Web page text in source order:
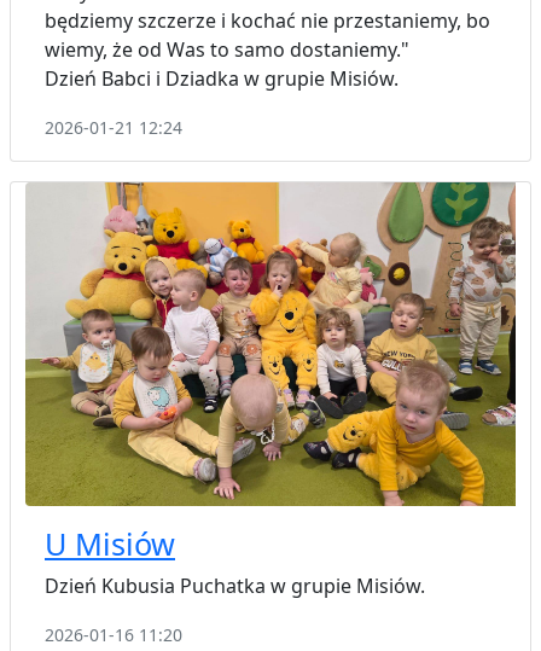
będziemy szczerze i kochać nie przestaniemy, bo
wiemy, że od Was to samo dostaniemy."
Dzień Babci i Dziadka w grupie Misiów.
2026-01-21 12:24
U Misiów
Dzień Kubusia Puchatka w grupie Misiów.
2026-01-16 11:20